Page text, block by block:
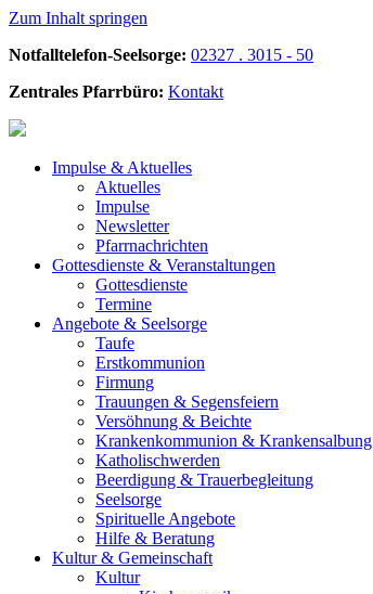
Zum Inhalt springen
Notfalltelefon-Seelsorge: 02327 . 3015 - 50
Zentrales Pfarrbüro: Kontakt
Impulse & Aktuelles
Aktuelles
Impulse
Newsletter
Pfarrnachrichten
Gottesdienste & Veranstaltungen
Gottesdienste
Termine
Angebote & Seelsorge
Taufe
Erstkommunion
Firmung
Trauungen & Segensfeiern
Versöhnung & Beichte
Krankenkommunion & Krankensalbung
Katholischwerden
Beerdigung & Trauerbegleitung
Seelsorge
Spirituelle Angebote
Hilfe & Beratung
Kultur & Gemeinschaft
Kultur